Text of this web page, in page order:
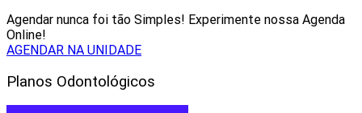
Agendar nunca foi tão Simples! Experimente nossa Agenda
Online!
AGENDAR NA UNIDADE
Planos Odontológicos